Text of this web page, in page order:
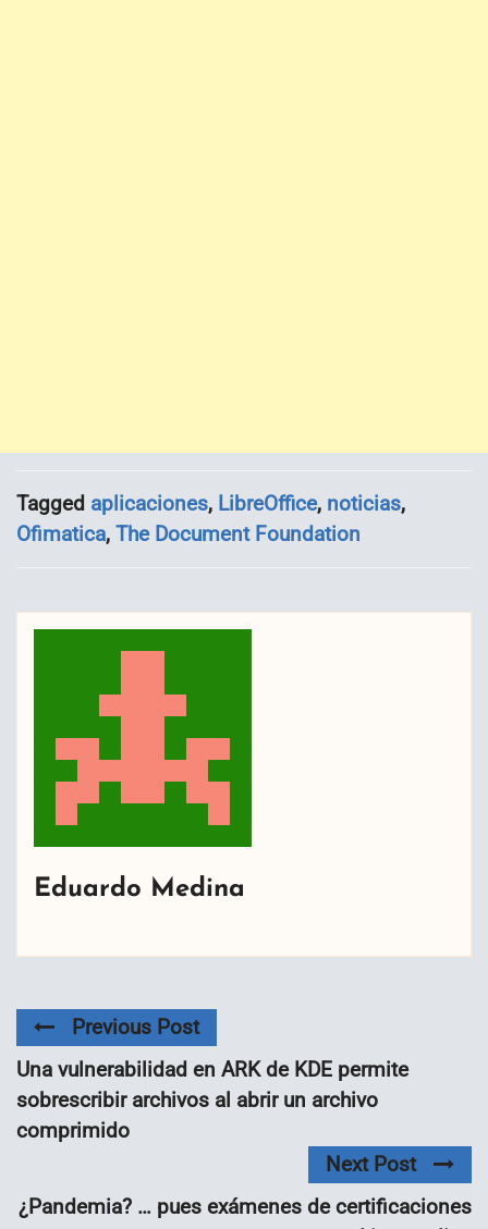
Tagged aplicaciones, LibreOffice, noticias,
Ofimatica, The Document Foundation
Eduardo Medina
Previous Post
Una vulnerabilidad en ARK de KDE permite
sobrescribir archivos al abrir un archivo
comprimido
Next Post
¿Pandemia? … pues exámenes de certificaciones